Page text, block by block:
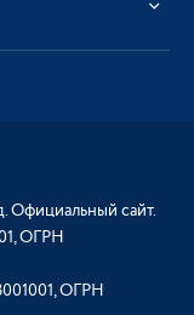
Официальный сайт.
ОГРН
ОГРН